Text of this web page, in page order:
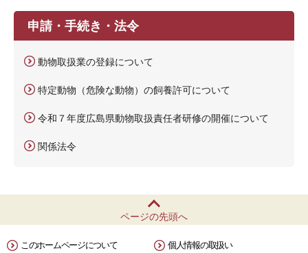
申請・手続き・法令
動物取扱業の登録について
特定動物（危険な動物）の飼養許可について
令和７年度広島県動物取扱責任者研修の開催について
関係法令
ページの先頭へ
このホームページについて 個人情報の取扱い